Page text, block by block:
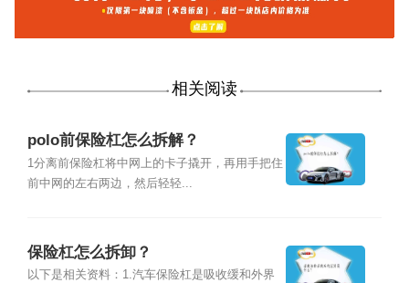
相关阅读
polo前保险杠怎么拆解？
1分离前保险杠将中网上的卡子撬开，再用手把住
前中网的左右两边，然后轻轻...
保险杠怎么拆卸？
以下是相关资料：1.汽车保险杠是吸收缓和外界